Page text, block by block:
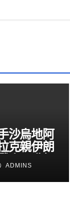
沙烏地阿
克親伊朗
火再升級
ADMINS